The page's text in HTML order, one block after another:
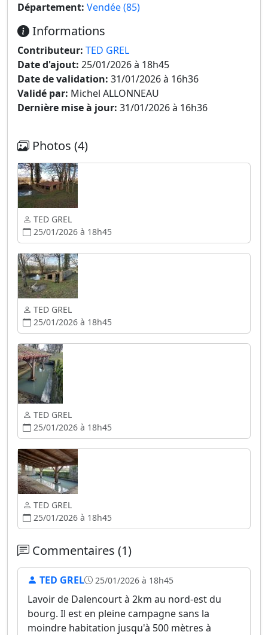
Département: Vendée (85)
Informations
Contributeur: TED GREL
Date d'ajout: 25/01/2026 à 18h45
Date de validation: 31/01/2026 à 16h36
Validé par: Michel ALLONNEAU
Dernière mise à jour: 31/01/2026 à 16h36
Photos (4)
TED GREL
25/01/2026 à 18h45
TED GREL
25/01/2026 à 18h45
TED GREL
25/01/2026 à 18h45
TED GREL
25/01/2026 à 18h45
Commentaires (1)
TED GREL 25/01/2026 à 18h45
Lavoir de Dalencourt à 2km au nord-est du
bourg. Il est en pleine campagne sans la
moindre habitation jusqu'à 500 mètres à